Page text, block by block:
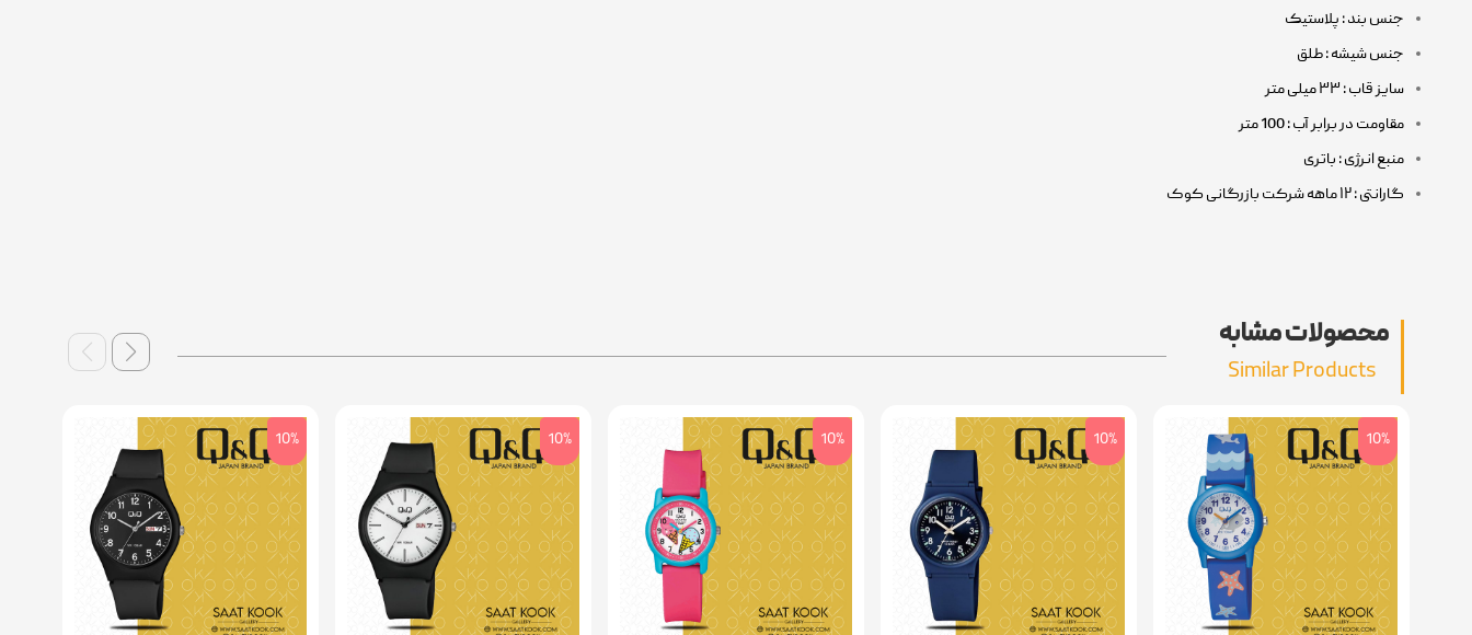
جنس بند : پلاستیک
جنس شیشه : طلق
سایز قاب : ۳۳ میلی متر
مقاومت در برابر آب : 100 متر
منبع انرژی : باتری
گارانتی : ۱۲ ماهه شرکت بازرگانی کوک
محصولات مشابه
Similar Products
10%
10%
10%
10%
10%